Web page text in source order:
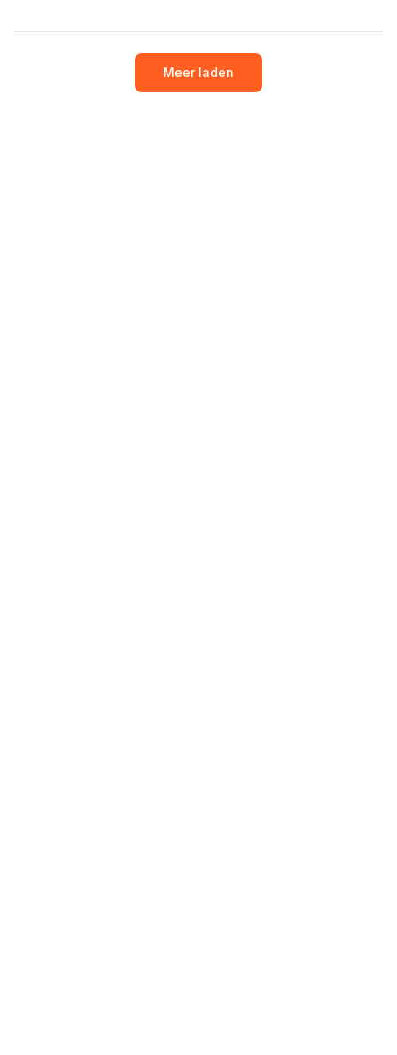
Meer laden